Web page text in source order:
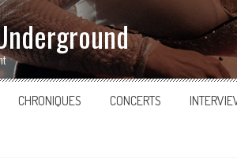
CHRONIQUES CONCERTS